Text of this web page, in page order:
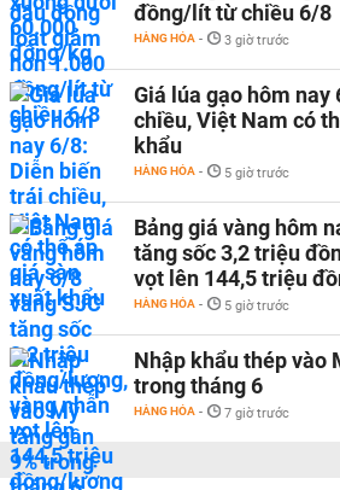
đồng/lít từ chiều 6/8
HÀNG HÓA - 3 giờ trước
Giá lúa gạo hôm
chiều, Việt Nam có
khẩu
HÀNG HÓA - 5 giờ trước
Bảng giá vàng hôm
tăng sốc 3,2 triệu
vọt lên 144,5 triệu
HÀNG HÓA - 5 giờ trước
Nhập khẩu thép vào
trong tháng 6
HÀNG HÓA - 7 giờ trước